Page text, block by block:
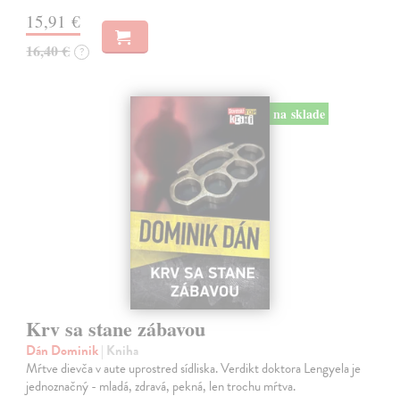
15,91 €
16,40 € ?
na sklade
Krv sa stane zábavou
Dán Dominik| Kniha
Mŕtve dievča v aute uprostred sídliska. Verdikt doktora Lengyela je
jednoznačný - mladá, zdravá, pekná, len trochu mŕtva.